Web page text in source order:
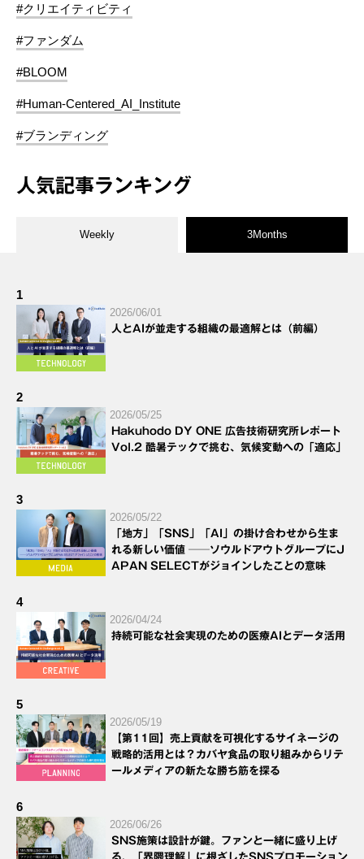
#クリエイティビティ
#ファンダム
#BLOOM
#Human-Centered_AI_Institute
#ブランディング
人気記事ランキング
Weekly 3Months
1
2026/06/01
人とAIが並走する組織の最適解とは（前編）
2
2026/05/25
Hakuhodo DY ONE 広告技術研究所レポート
Vol.2 酷暑テックで挑む、気候変動への「適応」
3
2026/05/22
「地方」「SNS」「AI」の掛け合わせから生ま
れる新しい価値 ──ソウルドアウトグループにJ
APAN SELECTがジョインしたことの意味
4
2026/04/24
持続可能な社会実現のための医療AIとデータ活用
5
2026/05/19
【第11回】売上貢献を可視化するサイネージの
戦略的活用とは？カバヤ食品の取り組みからリテ
ールメディアの新たな勝ち筋を探る
6
2026/06/26
SNS施策は設計が鍵。ファンと一緒に盛り上げ
る、「界隈理解」に根ざしたSNSプロモーション